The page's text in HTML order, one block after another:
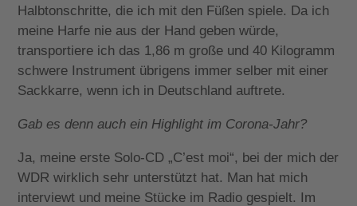
Halbtonschritte, die ich mit den Füßen spiele. Da ich
meine Harfe nie aus der Hand geben würde,
transportiere ich das 1,86 m große und 40 Kilogramm
schwere Instrument übrigens immer selber mit einer
Sackkarre, wenn ich in Deutschland auftrete.
Gab es denn auch ein Highlight im Corona-Jahr?
Ja, meine erste Solo-CD „C’est moi“, bei der mich der
WDR wirklich sehr unterstützt hat. Man hat mich
interviewt und meine Stücke im Radio gespielt. Im